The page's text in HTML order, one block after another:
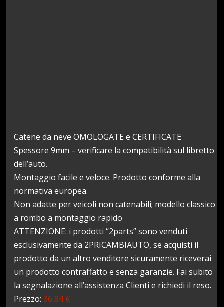
Catene da neve OMOLOGATE e CERTIFICATE
Spessore 9mm – verificare la compatibilità sul libretto
dell’auto.
Montaggio facile e veloce. Prodotto conforme alla
normativa europea.
Non adatte per veicoli non catenabili; modello classico
a rombo a montaggio rapido
ATTENZIONE: i prodotti “2parts” sono venduti
esclusivamente da 2PRICAMBIAUTO, se acquisti il
prodotto da un altro venditore sicuramente riceverai
un prodotto contraffatto e senza garanzie. Fai subito
la segnalazione all’assistenza Clienti e richiedi il reso.
Prezzo:36,84 €